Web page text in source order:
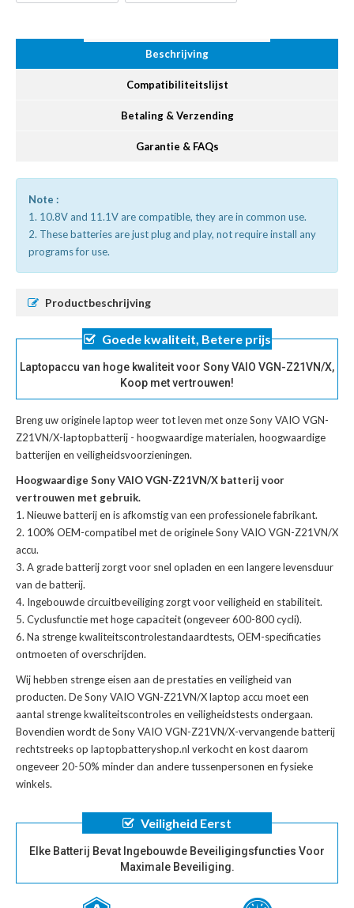
Beschrijving
Compatibiliteitslijst
Betaling & Verzending
Garantie & FAQs
Note :
1. 10.8V and 11.1V are compatible, they are in common use.
2. These batteries are just plug and play, not require install any
programs for use.
Productbeschrijving
Goede kwaliteit, Betere prijs
Laptopaccu van hoge kwaliteit voor Sony VAIO VGN-Z21VN/X,
Koop met vertrouwen!
Breng uw originele laptop weer tot leven met onzeSony VAIO VGN-
Z21VN/X-laptopbatterij - hoogwaardige materialen, hoogwaardige
batterijen en veiligheidsvoorzieningen.
Hoogwaardige Sony VAIO VGN-Z21VN/X batterij voor
vertrouwen met gebruik.
Nieuwe batterij en is afkomstig van een professionele fabrikant.
100% OEM-compatibel met deoriginele Sony VAIO VGN-Z21VN/X
accu.
A grade batterij zorgt voor snel opladen en een langere levensduur
van de batterij.
Ingebouwde circuitbeveiliging zorgt voor veiligheid en stabiliteit.
Cyclusfunctie met hoge capaciteit (ongeveer 600-800 cycli).
Na strenge kwaliteitscontrolestandaardtests, OEM-specificaties
ontmoeten of overschrijden.
Wij hebben strenge eisen aan de prestaties en veiligheid van
producten. DeSony VAIO VGN-Z21VN/X laptop accu moet een
aantal strenge kwaliteitscontroles en veiligheidstests ondergaan.
Bovendien wordt deSony VAIO VGN-Z21VN/X-vervangende batterij
rechtstreeks op laptopbatteryshop.nl verkocht en kost daarom
ongeveer 20-50% minder dan andere tussenpersonen en fysieke
winkels.
Veiligheid Eerst
Elke Batterij Bevat Ingebouwde Beveiligingsfuncties Voor
Maximale Beveiliging.